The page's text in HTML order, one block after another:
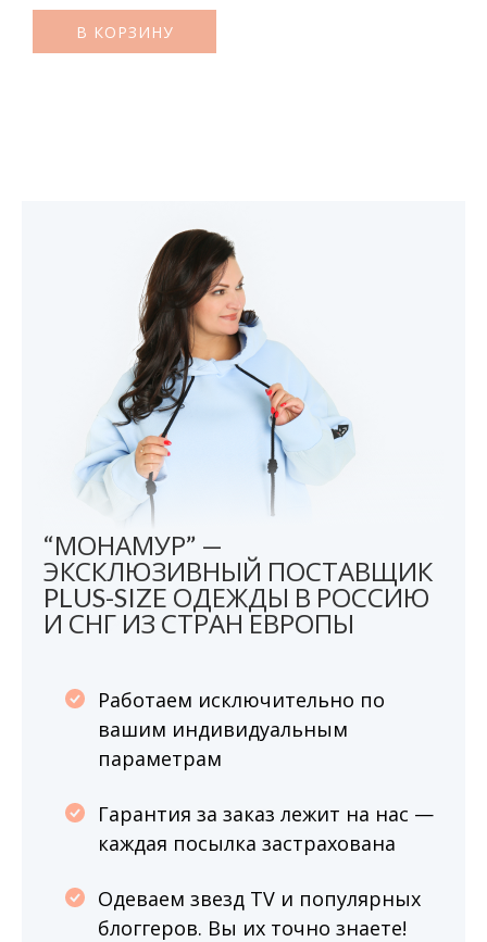
В КОРЗИНУ
“МОНАМУР” —
ЭКСКЛЮЗИВНЫЙ ПОСТАВЩИК
PLUS-SIZE ОДЕЖДЫ В РОССИЮ
И СНГ ИЗ СТРАН ЕВРОПЫ
Работаем исключительно по
вашим индивидуальным
параметрам
Гарантия за заказ лежит на нас —
каждая посылка застрахована
Одеваем звезд TV и популярных
блоггеров. Вы их точно знаете!